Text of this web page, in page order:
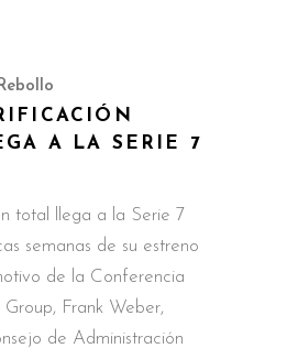
A LA SERIE 7
total llega a la Serie 7
semanas de su estreno
de la Conferencia
Frank Weber,
de Administración